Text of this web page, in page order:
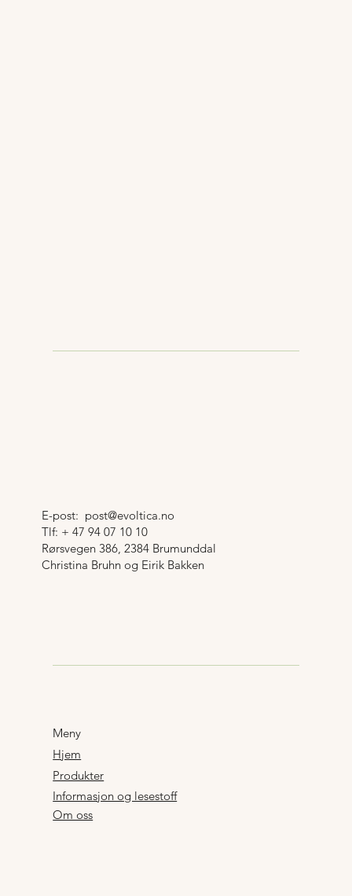
E-post: post@evoltica.no
Tlf: + 47 94 07 10 10
Rørsvegen 386, 2384 Brumunddal
Christina Bruhn og Eirik Bakken
Meny
Hjem
Produkter
Informasjon og lesestoff
Om oss